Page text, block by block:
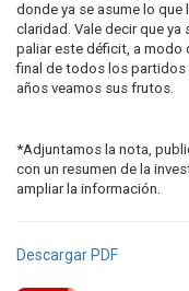
donde ya se asume lo
claridad. Vale decir que
paliar este déficit, a modo
final de todos los partidos
años veamos sus frutos.
*Adjuntamos la nota,
con un resumen de la
ampliar la información.
Descargar PDF